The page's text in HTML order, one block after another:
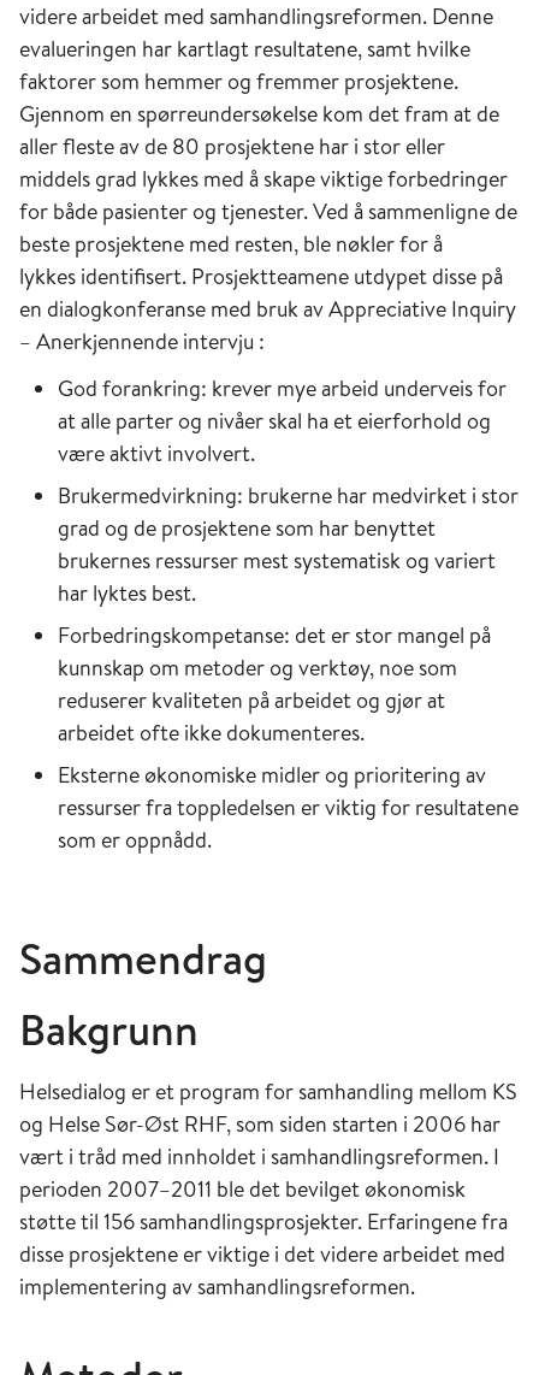
videre arbeidet med samhandlingsreformen. Denne
evalueringen har kartlagt resultatene, samt hvilke
faktorer som hemmer og fremmer prosjektene.
Gjennom en spørreundersøkelse kom det fram at de
aller fleste av de 80 prosjektene har i stor eller
middels grad lykkes med å skape viktige forbedringer
for både pasienter og tjenester. Ved å sammenligne de
beste prosjektene med resten, ble nøkler for å
lykkes identifisert. Prosjektteamene utdypet disse på
en dialogkonferanse med bruk av Appreciative Inquiry
– Anerkjennende intervju :
God forankring: krever mye arbeid underveis for
at alle parter og nivåer skal ha et eierforhold og
være aktivt involvert.
Brukermedvirkning: brukerne har medvirket i stor
grad og de prosjektene som har benyttet
brukernes ressurser mest systematisk og variert
har lyktes best.
Forbedringskompetanse: det er stor mangel på
kunnskap om metoder og verktøy, noe som
reduserer kvaliteten på arbeidet og gjør at
arbeidet ofte ikke dokumenteres.
Eksterne økonomiske midler og prioritering av
ressurser fra toppledelsen er viktig for resultatene
som er oppnådd.
Sammendrag
Bakgrunn
Helsedialog er et program for samhandling mellom KS
og Helse Sør-Øst RHF, som siden starten i 2006 har
vært i tråd med innholdet i samhandlingsreformen. I
perioden 2007–2011 ble det bevilget økonomisk
støtte til 156 samhandlingsprosjekter. Erfaringene fra
disse prosjektene er viktige i det videre arbeidet med
implementering av samhandlingsreformen.